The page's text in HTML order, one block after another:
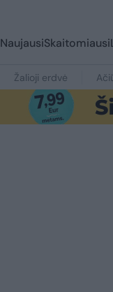
NaujausiSkaitomiausi
Žalioji erdvė